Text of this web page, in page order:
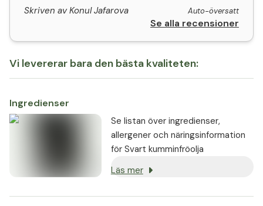
Skriven av Konul Jafarova
Auto-översatt
Se alla recensioner
Vi levererar bara den bästa kvaliteten:
Ingredienser
Se listan över ingredienser,
allergener och näringsinformation
för Svart kumminfröolja
Läs mer